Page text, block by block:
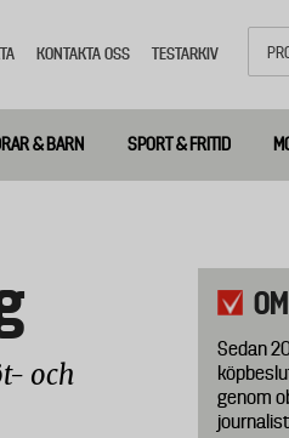
KONTAKTA OSS TESTARKIV
& BARN SPORT & FRITID
och
Sedan
genom